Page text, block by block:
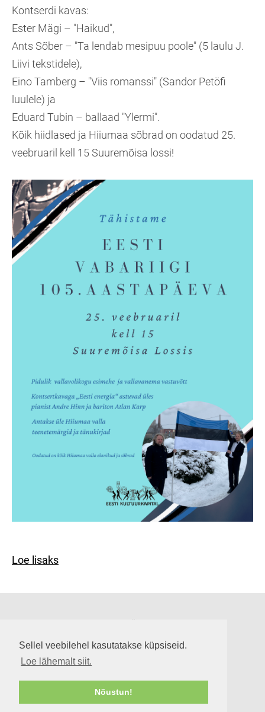
Sellel veebilehel kasutatakse küpsiseid.
Loe lähemalt siit.
Nõustun!
Kontserdi kavas:
Ester Mägi – "Haikud",
Ants Sõber – "Ta lendab mesipuu poole" (5 laulu J.
Liivi tekstidele),
Eino Tamberg – "Viis romanssi" (Sandor Petöfi
luulele) ja
Eduard Tubin – ballaad "Ylermi".
Kõik hiidlased ja Hiiumaa sõbrad on oodatud 25.
veebruaril kell 15 Suuremõisa lossi!
Loe lisaks
info@suuremoisaloss.ee
LOSSI LAHTIOLEKUAJAD